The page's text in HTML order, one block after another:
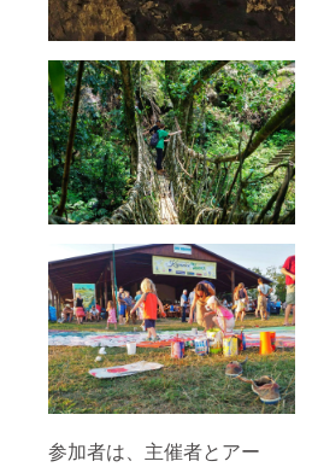
参加者は、主催者とアー